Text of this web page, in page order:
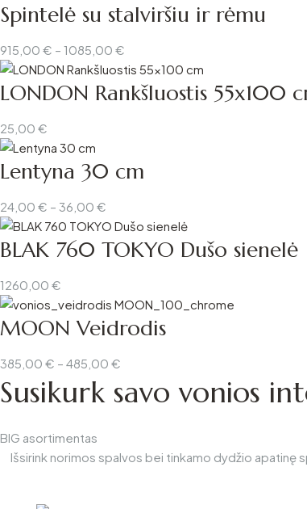
137,00 €
208,00 €
Spintelė su stalviršiu ir rėmu
915,00 € – 1085,00 €
range:
915,00 €
LONDON Rankšluostis 55x100
25,00 €
Lentyna 30 cm
24,00 € – 36,00 €
range:
24,00 €
BLAK 760 TOKYO Dušo sienelė
1260,00 €
MOON Veidrodis
385,00 € – 485,00 €
385,00 €
Susikurk savo vonios
BIG asortimentas
Išsirink norimos spalvos bei tinkamo dydžio apatinę